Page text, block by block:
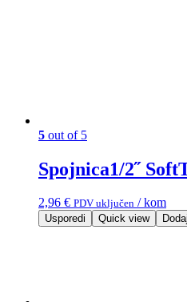
5 out of 5
Spojnica1/2˝
2,96 € PDV uključen / kom
Usporedi Quick view